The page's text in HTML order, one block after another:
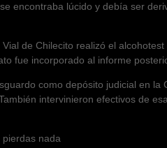
encontraba lúcido y debía ser
de Chilecito realizó el
fue incorporado al informe
como depósito judicial en
intervinieron efectivos de
pierdas nada